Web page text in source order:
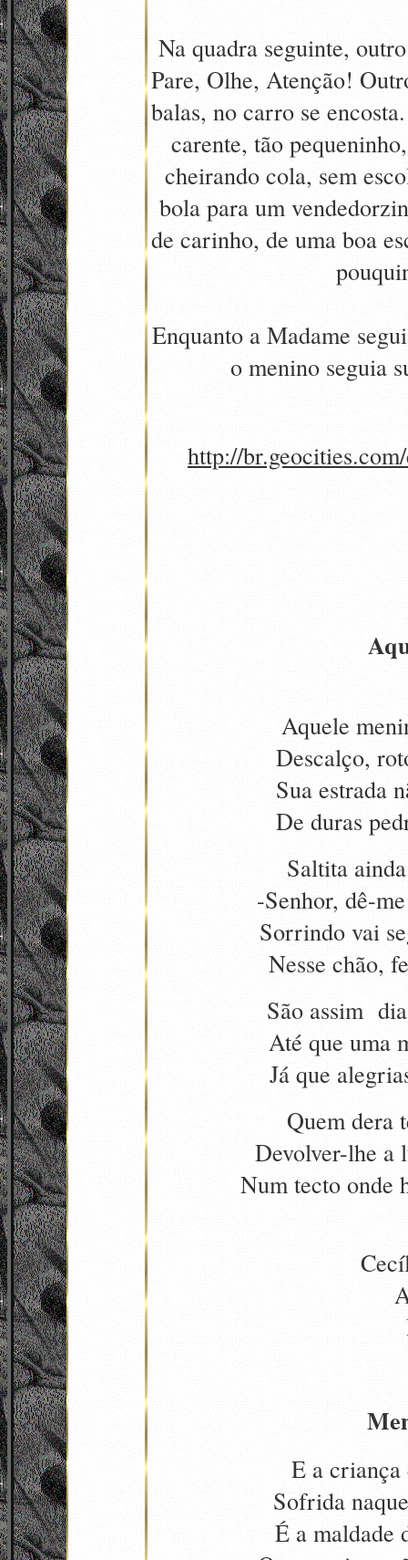
Na quadra seguinte,
Pare, Olhe, Atenção!
balas, no carro se
carente, tão
cheirando cola, sem
bola para um
de carinho, de uma boa
Enquanto a Madame
o menino seguia
http://
Aquele
Descalço,
Sua estrada
De duras
Saltita
-Senhor, dê-
Sorrindo vai
Nesse chão,
São assim
Até que uma
Já que
Quem dera
Devolver-lhe a
Num tecto onde
E a criança
Sofrida
É a maldade